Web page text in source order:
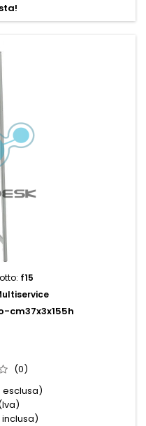
f15
cm37x3x155h
(0)
esclusa)
inclusa)